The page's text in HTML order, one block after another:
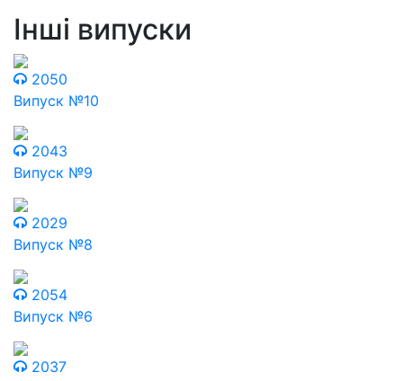
Інші випуски
2050
Випуск №10
2043
Випуск №9
2029
Випуск №8
2054
Випуск №6
2037